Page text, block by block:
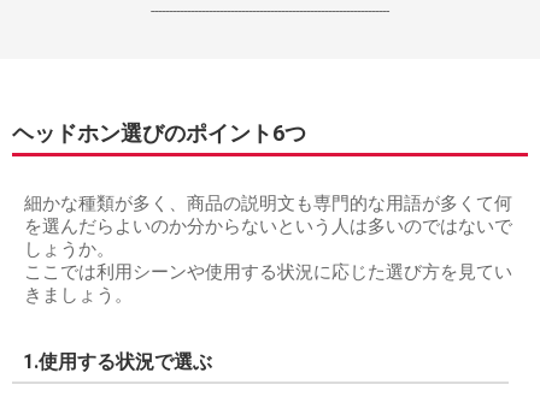
------------------------------------------------------------------
ヘッドホン選びのポイント6つ
細かな種類が多く、商品の説明文も専門的な用語が多くて何
を選んだらよいのか分からないという人は多いのではないで
しょうか。
ここでは利用シーンや使用する状況に応じた選び方を見てい
きましょう。
1.使用する状況で選ぶ